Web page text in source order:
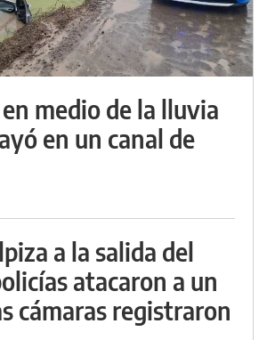
medio de la lluvia
en un canal de
a la salida del
atacaron a un
cámaras registraron